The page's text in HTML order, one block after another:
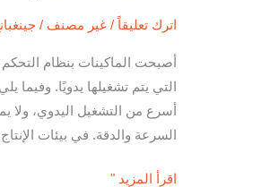
اترك تعليقاً /غير مصنف /
أصبحت الماكينات بنظام التحكم
أسرع من التشغيل اليدوي، ولا
السرعة والدقة. في بيئات
باستخدام
الآلي
باستخدام
الحاسب
الآلي
اقرأ المزيد "